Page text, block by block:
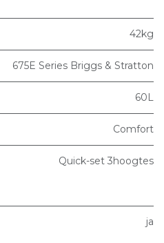
42kg
675E Series Briggs & Stratton
60L
Comfort
Quick-set 3hoogtes
ja